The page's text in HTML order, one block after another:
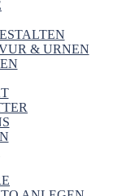
& URNEN